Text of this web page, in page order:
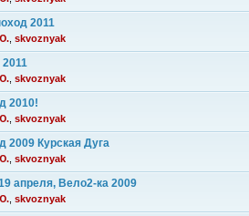
2011
skvoznyak
skvoznyak
2010!
skvoznyak
2009 Курская Дуга
skvoznyak
апреля, Вело2-ка 2009
skvoznyak